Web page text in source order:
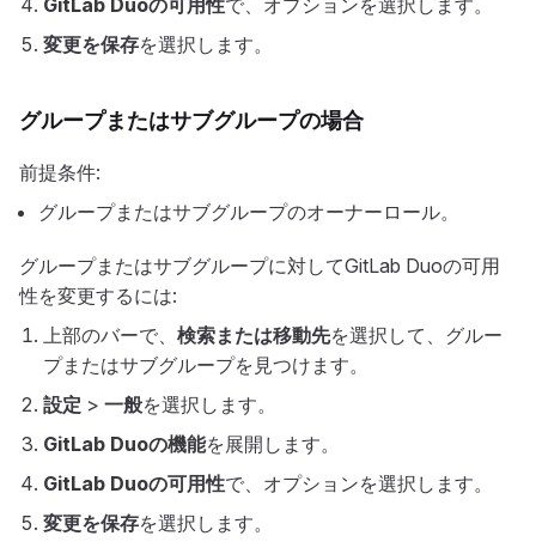
GitLab Duoの可用性で、オプションを選択します。
変更を保存を選択します。
グループまたはサブグループの場合
前提条件:
グループまたはサブグループのオーナーロール。
グループまたはサブグループに対してGitLab Duoの可用
性を変更するには:
上部のバーで、 検索または移動先を選択して、グルー
プまたはサブグループを見つけます。
設定 > 一般を選択します。
GitLab Duoの機能を展開します。
GitLab Duoの可用性で、オプションを選択します。
変更を保存を選択します。